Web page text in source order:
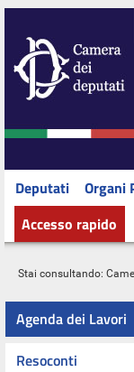
Deputati Organi
Accesso rapido
Stai consultando:
Agenda dei Lavori
Resoconti